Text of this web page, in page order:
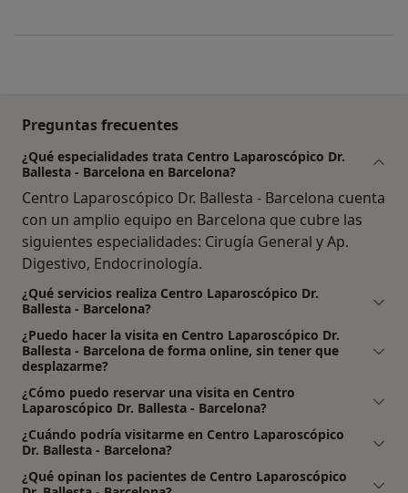
Preguntas frecuentes
¿Qué especialidades trata Centro Laparoscópico Dr.
Ballesta - Barcelona en Barcelona?
Centro Laparoscópico Dr. Ballesta - Barcelona cuenta
con un amplio equipo en Barcelona que cubre las
siguientes especialidades: Cirugía General y Ap.
Digestivo, Endocrinología.
¿Qué servicios realiza Centro Laparoscópico Dr.
Ballesta - Barcelona?
¿Puedo hacer la visita en Centro Laparoscópico Dr.
Ballesta - Barcelona de forma online, sin tener que
desplazarme?
¿Cómo puedo reservar una visita en Centro
Laparoscópico Dr. Ballesta - Barcelona?
¿Cuándo podría visitarme en Centro Laparoscópico
Dr. Ballesta - Barcelona?
¿Qué opinan los pacientes de Centro Laparoscópico